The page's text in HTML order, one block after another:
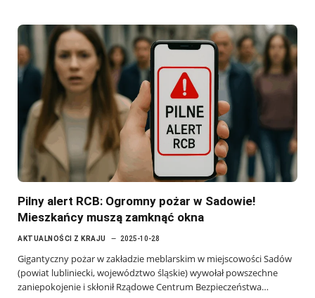
Pilny alert RCB: Ogromny pożar w Sadowie!
Mieszkańcy muszą zamknąć okna
AKTUALNOŚCI Z KRAJU 2025-10-28
Gigantyczny pożar w zakładzie meblarskim w miejscowości Sadów
(powiat lubliniecki, województwo śląskie) wywołał powszechne
zaniepokojenie i skłonił Rządowe Centrum Bezpieczeństwa…